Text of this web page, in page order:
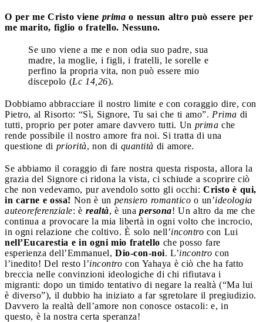
O per me Cristo viene prima o nessun altro può essere per
me marito, figlio o fratello. Nessuno.
Se uno viene a me e non odia suo padre, sua
madre, la moglie, i figli, i fratelli, le sorelle e
perfino la propria vita, non può essere mio
discepolo (Lc 14,26).
Dobbiamo abbracciare il nostro limite e con coraggio dire, con
Pietro, al Risorto: “Sì, Signore, Tu sai che ti amo”. Prima di
tutti, proprio per poter amare davvero tutti. Un prima che
rende possibile il nostro amore fra noi. Si tratta di una
questione di priorità, non di quantità di amore.
Se abbiamo il coraggio di fare nostra questa risposta, allora la
grazia del Signore ci ridona la vista, ci schiude a scoprire ciò
che non vedevamo, pur avendolo sotto gli occhi: Cristo è qui,
in carne e ossa! Non è un pensiero romantico o un’ideologia
auteoreferenziale: è realtà, è una persona! Un altro da me che
continua a provocare la mia libertà in ogni volto che incrocio,
in ogni relazione che coltivo. È solo nell’incontro con Lui
nell’Eucarestia e in ogni mio fratello che posso fare
esperienza dell’Emmanuel, Dio-con-noi. L’incontro con
l’inedito! Del resto l’incontro con Yahaya è ciò che ha fatto
breccia nelle convinzioni ideologiche di chi rifiutava i
migranti: dopo un timido tentativo di negare la realtà (“Ma lui
è diverso”), il dubbio ha iniziato a far sgretolare il pregiudizio.
Davvero la realtà dell’amore non conosce ostacoli: e, in
questo, è la nostra certa speranza!